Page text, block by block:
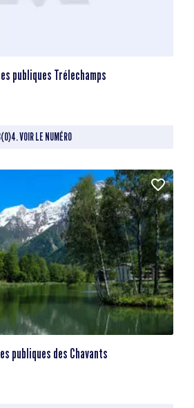
publiques Trélechamps
VOIR LE NUMÉRO
publiques des Chavants